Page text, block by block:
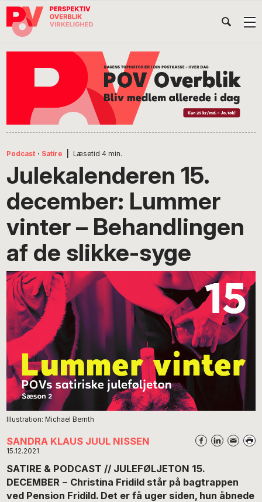
Gå
direkte
Skip
indhold
Gå
direkte
Podcast · Satire Læsetid 4 min.
Julekalenderen 15.
december: Lummer
vinter – Behandlingen
af de slikke-syge
Illustration: Michael Bernth
SANDRA KLAUS JUUL NISSEN
15.12.2021
SATIRE & PODCAST // JULEFØLJETON 15.
DECEMBER – Christina Fridild står på bagtrappen
ved Pension Fridild. Det er få uger siden, hun åbnede